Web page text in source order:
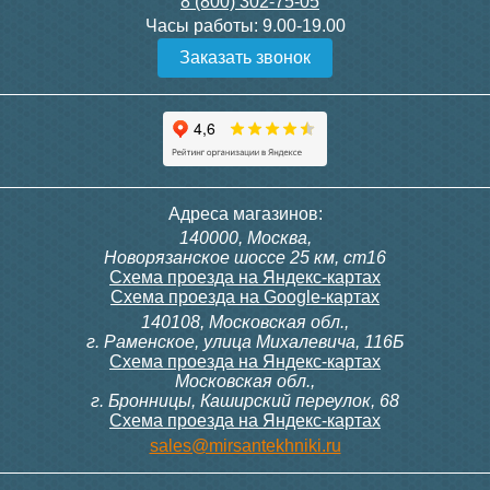
Конвектор ITT.080.200.1300
с решеткой GRILL.SGW-20-
Конвектор ITT.080.200.1000
с решеткой GRILL.SGW-20-
Конвектор ITT.080.200.1000
с решеткой GRILL.SGW-20-
Конвектор ITT.080.200.900 с
решеткой GRILL.SGA-20-
Подробнее Подробнее
100T, 230В (накладной,
расписание, упр.с пульта)
28 000
300, 230В (врезной - квадр.
коробка)
9 700
Часы работы: 9.00-19.00
Заказать звонок
Адреса магазинов:
140000, Москва,
Новорязанское шоссе 25 км, ст16
Схема проезда на Яндекс-картах
Схема проезда на Google-картах
140108, Московская обл.,
г. Раменское, улица Михалевича, 116Б
Схема проезда на Яндекс-картах
Московская обл.,
г. Бронницы, Каширский переулок, 68
Схема проезда на Яндекс-картах
sales@mirsantekhniki.ru